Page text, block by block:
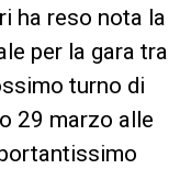
ha reso nota la
per la gara tra
turno di
29 marzo alle